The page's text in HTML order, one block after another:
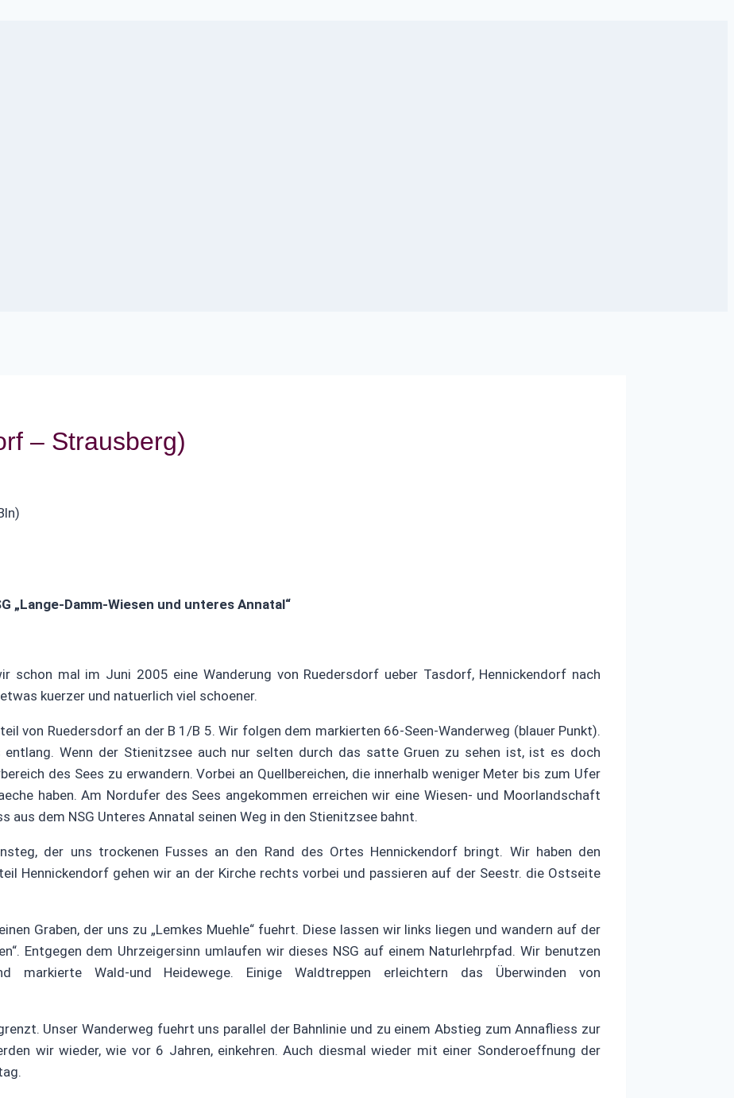
– Strausberg)
„Lange-Damm-Wiesen und unteres Annatal“
schon mal im Juni 2005 eine Wanderung von Ruedersdorf ueber Tasdorf, Hennickendorf nach
kuerzer und natuerlich viel schoener.
von Ruedersdorf an der B 1/B 5. Wir folgen dem markierten 66-Seen-Wanderweg (blauer Punkt).
Wenn der Stienitzsee auch nur selten durch das satte Gruen zu sehen ist, ist es doch
des Sees zu erwandern. Vorbei an Quellbereichen, die innerhalb weniger Meter bis zum Ufer
haben. Am Nordufer des Sees angekommen erreichen wir eine Wiesen- und Moorlandschaft
aus dem NSG Unteres Annatal seinen Weg in den Stienitzsee bahnt.
der uns trockenen Fusses an den Rand des Ortes Hennickendorf bringt. Wir haben den
Hennickendorf gehen wir an der Kirche rechts vorbei und passieren auf der Seestr. die Ostseite
Graben, der uns zu „Lemkes Muehle“ fuehrt. Diese lassen wir links liegen und wandern auf der
Entgegen dem Uhrzeigersinn umlaufen wir dieses NSG auf einem Naturlehrpfad. Wir benutzen
markierte Wald-und Heidewege. Einige Waldtreppen erleichtern das Überwinden von
Unser Wanderweg fuehrt uns parallel der Bahnlinie und zu einem Abstieg zum Annafliess zur
wir wieder, wie vor 6 Jahren, einkehren. Auch diesmal wieder mit einer Sonderoeffnung der